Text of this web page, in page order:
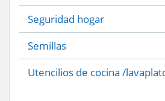
Seguridad hogar
Semillas
Utencilios de cocina /